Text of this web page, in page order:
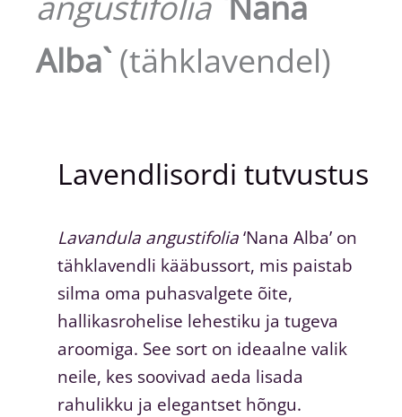
Alba` (tähklavendel)
Lavendlisordi tutvustus
Lavandula angustifolia‘Nana Alba’ on
tähklavendli kääbussort, mis paistab
silma oma puhasvalgete õite,
hallikasrohelise lehestiku ja tugeva
aroomiga. See sort on ideaalne valik
neile, kes soovivad aeda lisada
rahulikku ja elegantset hõngu.